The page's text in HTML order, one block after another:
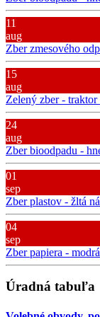
11
aug
Zber zmesového
15
aug
Zelený zber -
24
aug
Zber bioodpadu -
01
sep
Zber plastov - žltá
04
sep
Zber papiera -
Úradná tabuľa